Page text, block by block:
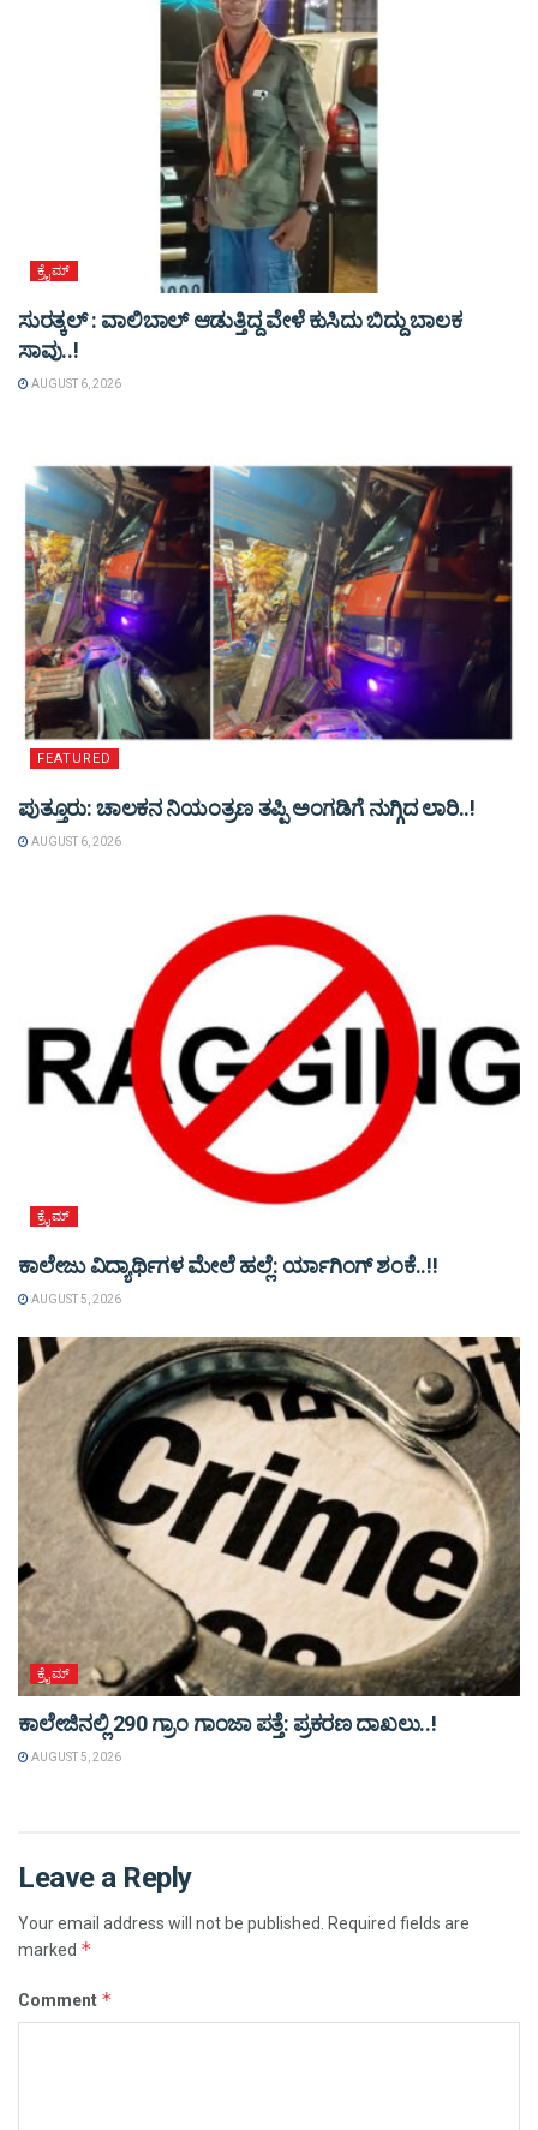
ಕ್ರೈಮ್
ಸುರತ್ಕಲ್ : ವಾಲಿಬಾಲ್ ಆಡುತ್ತಿದ್ದ ವೇಳೆ ಕುಸಿದು ಬಿದ್ದು ಬಾಲಕ
ಸಾವು..!
AUGUST 6, 2026
FEATURED
ಪುತ್ತೂರು: ಚಾಲಕನ ನಿಯಂತ್ರಣ ತಪ್ಪಿ ಅಂಗಡಿಗೆ ನುಗ್ಗಿದ ಲಾರಿ..!
AUGUST 6, 2026
ಕ್ರೈಮ್
ಕಾಲೇಜು ವಿದ್ಯಾರ್ಥಿಗಳ ಮೇಲೆ ಹಲ್ಲೆ: ರ್ಯಾಗಿಂಗ್ ಶಂಕೆ..!!
AUGUST 5, 2026
ಕ್ರೈಮ್
ಕಾಲೇಜಿನಲ್ಲಿ 290 ಗ್ರಾಂ ಗಾಂಜಾ ಪತ್ತೆ: ಪ್ರಕರಣ ದಾಖಲು..!
AUGUST 5, 2026
Leave a Reply
Your email address will not be published.
Required fields are
marked *
Comment *